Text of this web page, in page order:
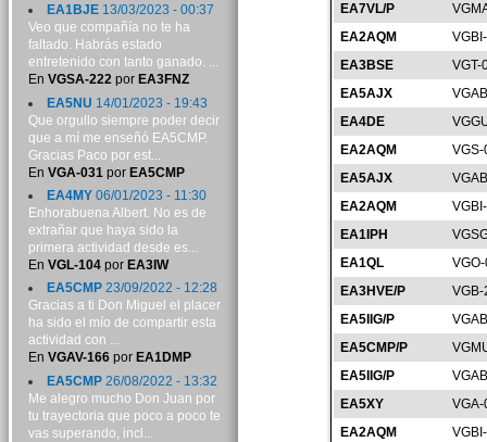
EA7VL/P
EA2AQM
EA3BSE
VGT-
EA5AJX
EA4DE
EA2AQM
EA5AJX
EA2AQM
EA1IPH
EA1QL
EA3HVE/P
EA5IIG/P
EA5CMP/P
EA5IIG/P
EA5XY
EA2AQM
EA1BJE13/03/2023 - 00:37
Veo que compañía no te ha
faltado. Habrás estado
entretenido con tanto ganado. ...
En VGSA-222por EA3FNZ
EA5NU 14/01/2023 - 19:43
Que orgullo siempre poder decir
que a mí me enseñó EA5CMP.
Gracias Paco por est...
En VGA-031 por EA5CMP
EA4MY06/01/2023 - 11:30
Enhorabuena Albert. No es de
extrañar que haya sido la
primera actividad desde es...
En VGL-104por EA3IW
EA5CMP23/09/2022 - 12:28
Gracias a ti Don Miguel el placer
ha sido el mío de compartir esta
actividad con ...
En VGAV-166por EA1DMP
EA5CMP26/08/2022 - 13:32
Me alegro mucho Don Juan por
tu trayectoria que poco a poco te
vas superando, incl...